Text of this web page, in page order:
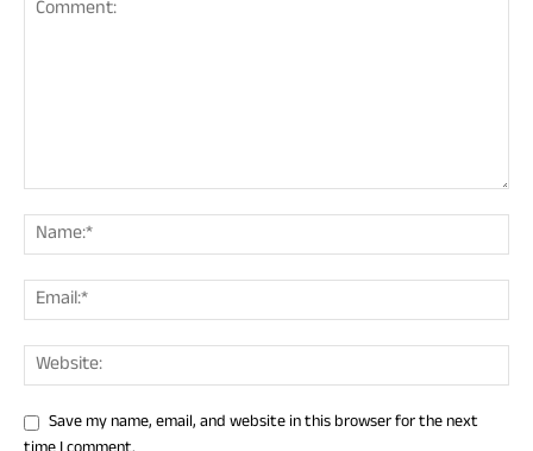
Save my name, email, and website in this browser for the next